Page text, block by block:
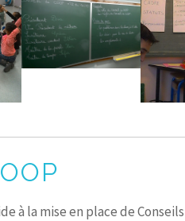
à la mise en place de Conseils